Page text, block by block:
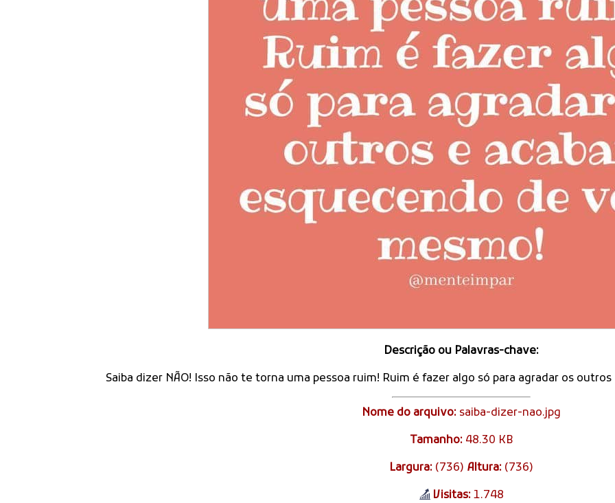
Descrição ou Palavras-chave:
Saiba dizer NÃO! Isso não te torna uma pessoa ruim! Ruim é fazer algo só para agradar os
Nome do arquivo: saiba-dizer-nao.jpg
Tamanho:48.30 KB
Largura: (736) Altura: (736)
Visitas:1.748